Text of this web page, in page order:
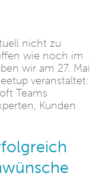
nicht zu
wie noch im
wir am 27. Mai
veranstaltet:
Teams
Kunden